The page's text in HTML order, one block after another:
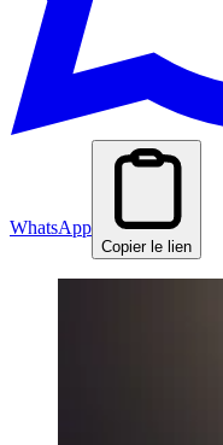
WhatsApp
Copier le lien